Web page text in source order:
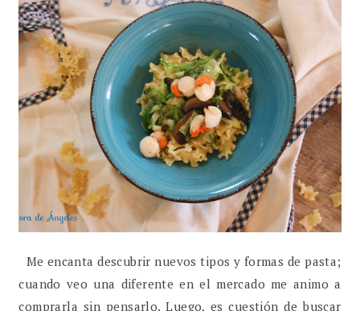
Me encanta descubrir nuevos tipos y formas de pasta;
cuando veo una diferente en el mercado me animo a
comprarla sin pensarlo. Luego, es cuestión de buscar